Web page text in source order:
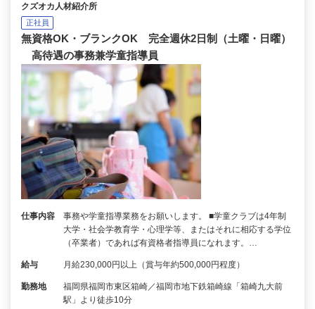
クズオカ人材紹介所
正社員
無資格OK・ブランクOK 完全週休2日制（土曜・日曜）
高待遇の事務兼学童指導員
仕事内容
事務や学童指導業務をお願いします。 ■学童クラブは4年制
大学・社会学教育学・心理学等、またはそれに相応する学位
（卒業者）であれば有資格者指導員になれます。…
給与 月給230,000円以上（賞与年約500,000円程度）
勤務地
福岡県福岡市東区箱崎／福岡市地下鉄箱崎線「箱崎九大前
駅」より徒歩10分